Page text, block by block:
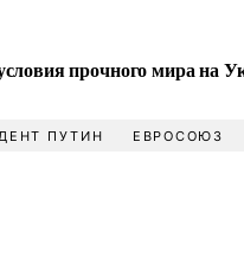
прочного мира на
ПУТИН ЕВРОСОЮЗ